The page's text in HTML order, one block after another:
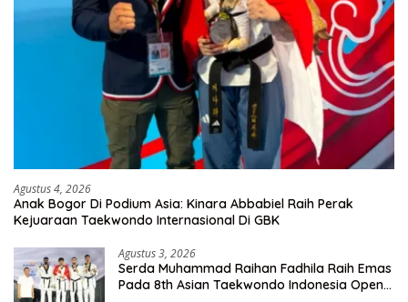
Agustus 4, 2026
Anak Bogor Di Podium Asia: Kinara Abbabiel Raih Perak
Kejuaraan Taekwondo Internasional Di GBK
Agustus 3, 2026
Serda Muhammad Raihan Fadhila Raih Emas
Pada 8th Asian Taekwondo Indonesia Open